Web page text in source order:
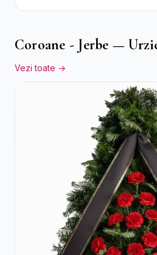
Trandafiri și Alstroemeria
Coroane - Jerbe —
Vezi toate →